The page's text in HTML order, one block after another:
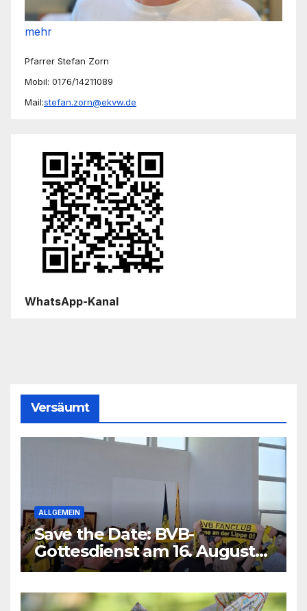
mehr
Pfarrer Stefan Zorn
Mobil: 0176/14211089
Mail:stefan.zorn@ekvw.de
WhatsApp-Kanal
Versäumt
ALLGEMEIN
Save the Date: BVB-
Gottesdienst am 16. August
2026